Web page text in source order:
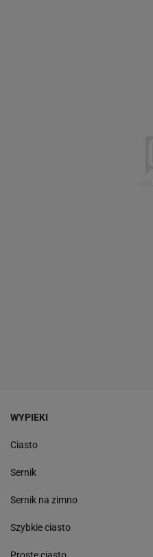
WYPIEKI
Ciasto
Sernik
Sernik na zimno
Szybkie ciasto